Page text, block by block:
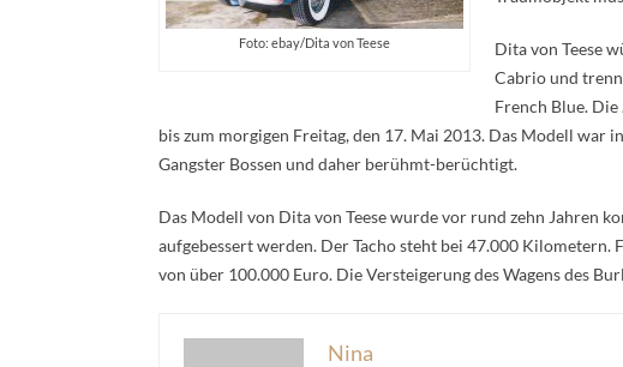
Foto: ebay/Dita von Teese
Dita von Teese
Cabrio und
French Blue. Die
bis zum morgigen Freitag, den 17. Mai 2013. Das Modell war
Gangster Bossen und daher berühmt-berüchtigt.
Das Modell von Dita von Teese wurde vor rund zehn Jahren
aufgebessert werden. Der Tacho steht bei 47.000 Kilometern.
von über 100.000 Euro. Die Versteigerung des Wagens des
Nina